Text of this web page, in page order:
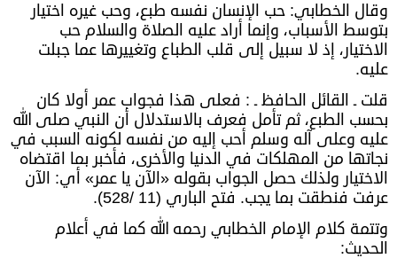
وقال الخطابي: حب الإنسان نفسه طبع، وحب غيره اختيار
بتوسط الأسباب، وإنما أراد عليه الصلاة والسلام حب
الاختيار، إذ لا سبيل إلى قلب الطباع وتغييرها عما جبلت
عليه.
قلت ـ القائل الحافظ ـ : فعلى هذا فجواب عمر أولا كان
بحسب الطبع، ثم تأمل فعرف بالاستدلال أن النبي صلى الله
عليه وعلى آله وسلم أحب إليه من نفسه لكونه السبب في
نجاتها من المهلكات في الدنيا والأخرى، فأخبر بما اقتضاه
الاختيار ولذلك حصل الجواب بقوله «الآن يا عمر» أي: الآن
عرفت فنطقت بما يجب. فتح الباري (11 /528).
وتتمة كلام الإمام الخطابي رحمه الله كما في أعلام
الحديث: